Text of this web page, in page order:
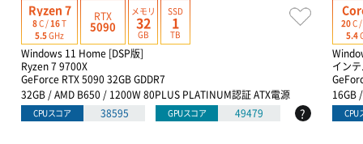
Ryzen 7
8C /16T
5.5GHz
RTX
5090
メモリ
32
GB
SSD
1
TB
Windows 11 Home [DSP版]
Ryzen 7 9700X
GeForce RTX 5090 32GB GDDR7
32GB / AMD B650 / 1200W 80PLUS PLATINUM認証 ATX電源
CPUスコア 38595 GPUスコア 49479 ?
20C /
5.4
イン
16GB
CPU